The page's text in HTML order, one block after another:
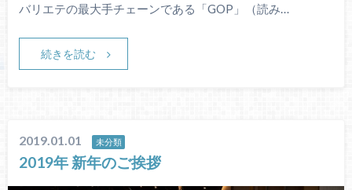
バリエテの最大手チェーンである「GOP」（読み…
続きを読む
2019.01.01 未分類
2019年 新年のご挨拶